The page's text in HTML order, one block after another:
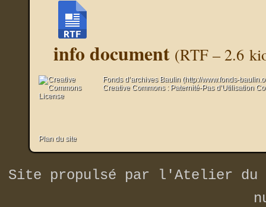
info document (RTF – 2.6
Fonds d’archives Baulin (http://www.fonds-
Creative Commons : Paternité-Pas d’Utilisation
Plan du site
Site propulsé par
l'Atelier du